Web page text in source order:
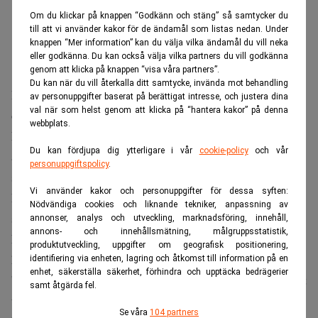
Om du klickar på knappen “Godkänn och stäng” så samtycker du
till att vi använder kakor för de ändamål som listas nedan. Under
knappen “Mer information” kan du välja vilka ändamål du vill neka
eller godkänna. Du kan också välja vilka partners du vill godkänna
genom att klicka på knappen “visa våra partners”.
Du kan när du vill återkalla ditt samtycke, invända mot behandling
av personuppgifter baserat på berättigat intresse, och justera dina
val när som helst genom att klicka på “hantera kakor” på denna
webbplats.
Du kan fördjupa dig ytterligare i vår cookie-policyoch vår
personuppgiftspolicy.
Vi använder kakor och personuppgifter för dessa syften:
Nödvändiga cookies och liknande tekniker, anpassning av
annonser, analys och utveckling, marknadsföring, innehåll,
annons- och innehållsmätning, målgruppsstatistik,
produktutveckling, uppgifter om geografisk positionering,
identifiering via enheten, lagring och åtkomst till information på en
enhet, säkerställa säkerhet, förhindra och upptäcka bedrägerier
samt åtgärda fel.
Se våra 104 partners
I intervjun återkommerWarren Buffetttill hur tidiga
omständigheter påverkade hans livsval och möjligheter.
Eftersom fadern var börsmäklare var det naturligt att
aktiemarknaden fanns nära. Buffet minns att han gjorde
De tidiga erfarenheterna och små besluten växte så
småningom till ett imperium värt 147 miljarder dollar.
När han summerar sin bana återkommer Buffett till att han
haft en ovanligt stor tur.
”Av åtta miljarder människor kan jag vara en av de tio mest
tursamma”, säger han till